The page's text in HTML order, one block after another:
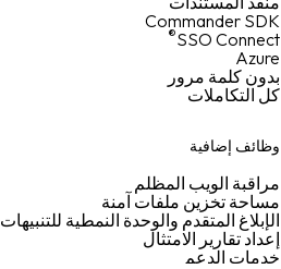
Commander SDK
SSO Connect
®
Azure
بدون كلمة مرور
كل التكاملات
وظائف إضافية
مراقبة الويب المظلم
مساحة تخزين ملفات آمنة
الإبلاغ المتقدم والوحدة النمطية للتنبيهات
إعداد تقارير الامتثال
خدمات الدعم